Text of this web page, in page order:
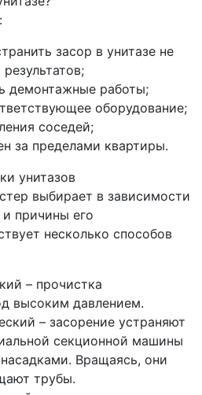
засор в унитазе не
демонтажные работы;
оборудование;
соседей;
за пределами квартиры.
унитазов
выбирает в зависимости
и причины его
несколько способов
– прочистка
высоким давлением.
– засорение устраняют
секционной машины
Вращаясь, они
трубы.